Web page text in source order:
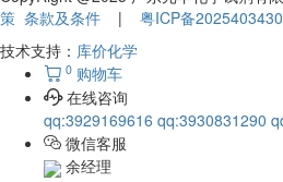
策 条款及条件 | 粤ICP备
技术支持： 库价化学
0 购物车
在线咨询
qq:3929169616 qq:3930831290
微信客服
余经理